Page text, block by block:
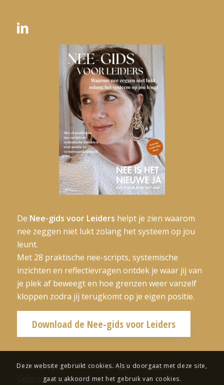
De Nee-gids voor Leiders helpt je zien waarom
nee zeggen niet lukt zolang het systeem op jou
leunt.
Met 28 praktische nee-scripts, systemische
inzichten en reflectievragen ontdek je waar jij van
je plek af beweegt en hoe grenzen weer vanzelf
kloppen zodra jij terugkomt op je eigen positie.
Download de Nee-gids voor Leiders
© Copyright – Beter Leidinggeven|Home|
Gebruiksvoorwaarden
Deze website gebruikt cookies. Als u doorgaat met deze site,
gaat u akkoord met het gebruik van cookies.